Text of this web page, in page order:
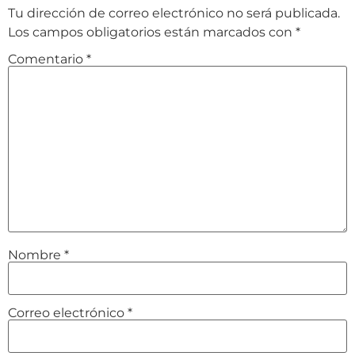
Tu dirección de correo electrónico no será publicada.
Los campos obligatorios están marcados con *
Comentario *
Nombre *
Correo electrónico *